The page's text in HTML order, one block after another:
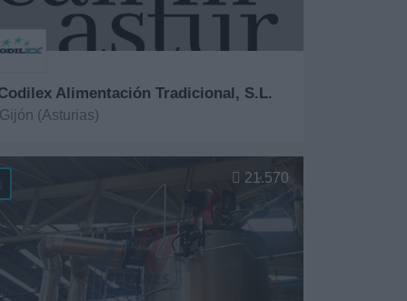
Alimentación Tradicional, S.L.
(Asturias)
21.570